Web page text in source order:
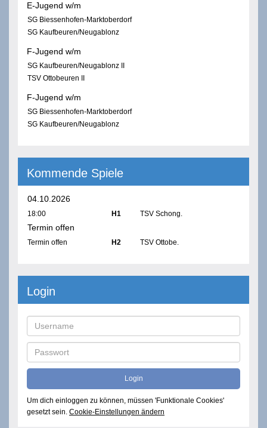
E-Jugend w/m
SG Biessenhofen-Marktoberdorf
SG Kaufbeuren/Neugablonz
F-Jugend w/m
SG Kaufbeuren/Neugablonz II
TSV Ottobeuren II
F-Jugend w/m
SG Biessenhofen-Marktoberdorf
SG Kaufbeuren/Neugablonz
Kommende Spiele
04.10.2026
18:00 H1 TSV Schong.
Termin offen
Termin offen H2 TSV Ottobe.
Login
Um dich einloggen zu können, müssen 'Funktionale Cookies'
gesetzt sein. Cookie-Einstellungen ändern